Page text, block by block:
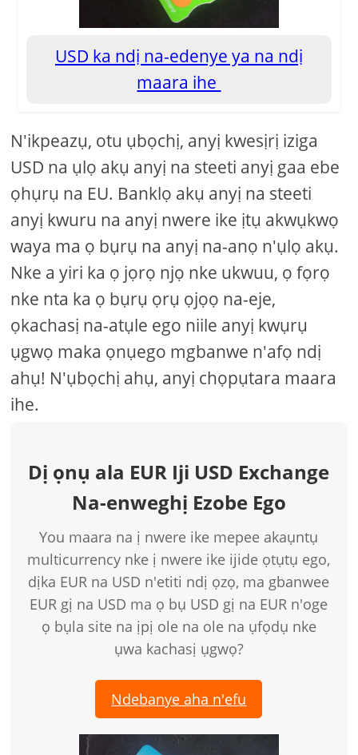
USD ka ndị na-edenye ya na ndị
maara ihe
N'ikpeazụ, otu ụbọchị, anyị kwesịrị iziga
USD na ụlọ akụ anyị na steeti anyị gaa ebe
ọhụrụ na EU. Banklọ akụ anyị na steeti
anyị kwuru na anyị nwere ike ịtụ akwụkwọ
waya ma ọ bụrụ na anyị na-anọ n'ụlọ akụ.
Nke a yiri ka ọ jọrọ njọ nke ukwuu, ọ fọrọ
nke nta ka ọ bụrụ ọrụ ọjọọ na-eje,
ọkachasị na-atụle ego niile anyị kwụrụ
ụgwọ maka ọnụego mgbanwe n'afọ ndị
ahụ! N'ụbọchị ahụ, anyị chọpụtara maara
ihe.
Dị ọnụ ala EUR Iji USD Exchange
Na-enweghị Ezobe Ego
You maara na ị nwere ike mepee akaụntụ
multicurrency nke ị nwere ike ijide ọtụtụ ego,
dịka EUR na USD n'etiti ndị ọzọ, ma gbanwee
EUR gị na USD ma ọ bụ USD gị na EUR n'oge
ọ bụla site na ịpị ole na ole na ụfọdụ nke
ụwa kachasị ụgwọ?
Ndebanye aha n'efu